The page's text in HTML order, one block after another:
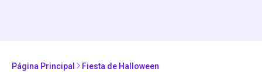
Página Principal Fiesta de Halloween